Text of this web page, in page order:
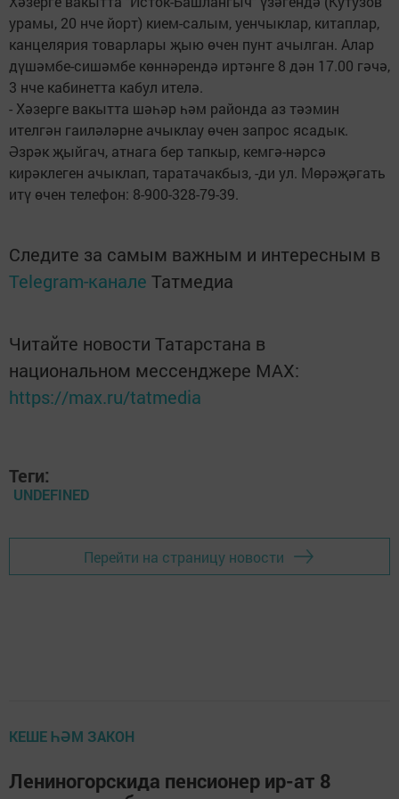
урамы, 20 нче йорт) кием-салым, уенчыклар, китаплар,
канцелярия товарлары җыю өчен пунт ачылган. Алар
дүшәмбе-сишәмбе көннәрендә иртәнге 8 дән 17.00 гәчә,
3 нче кабинетта кабул ителә.
- Хәзерге вакытта шәһәр һәм районда аз тәэмин
ителгән гаиләләрне ачыклау өчен запрос ясадык.
Әзрәк җыйгач, атнага бер тапкыр, кемгә-нәрсә
кирәклеген ачыклап, таратачакбыз, -ди ул. Мөрәҗәгать
итү өчен телефон: 8-900-328-79-39.
Следите за самым важным и интересным в
Telegram-канале Татмедиа
Читайте новости Татарстана в
национальном мессенджере MАХ:
https://max.ru/tatmedia
Теги:
UNDEFINED
Перейти на страницу новости
КЕШЕ ҺӘМ ЗАКОН
Лениногорскида пенсионер ир-ат 8